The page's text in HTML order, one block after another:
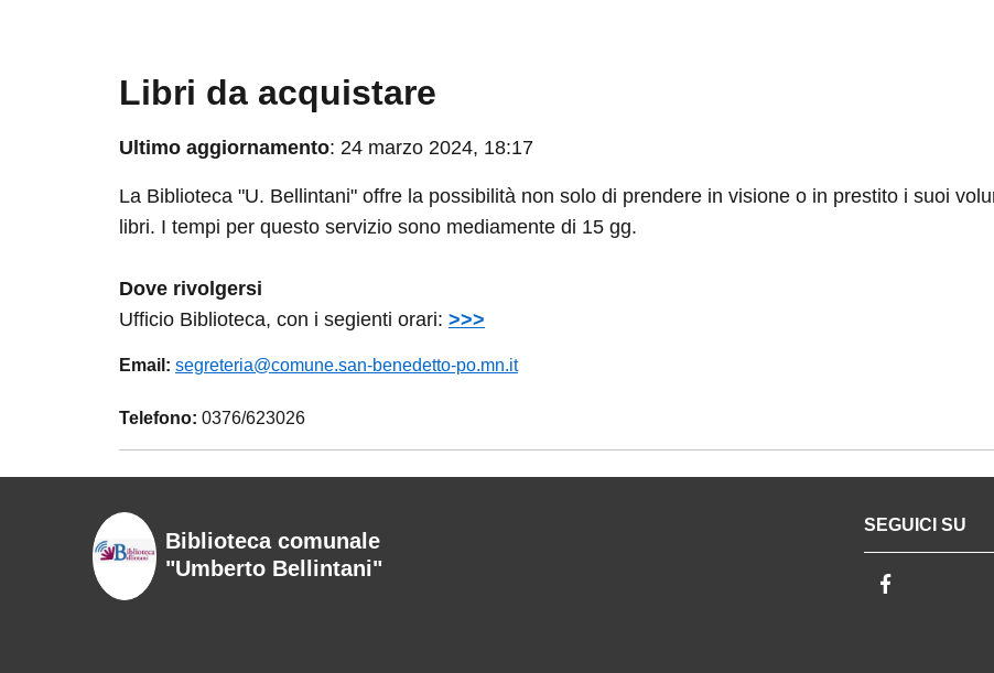
Libri da acquistare
Ultimo aggiornamento: 24 marzo 2024, 18:17
La Biblioteca "U. Bellintani" offre la possibilità non solo di prendere in visione o in prestito i suoi volumi
tempi per questo servizio sono mediamente di 15 gg.
Dove rivolgersi
Ufficio Biblioteca, con i segienti orari:>>>
Email: segreteria@comune.san-benedetto-po.mn.it
Telefono:0376/623026
Biblioteca comunale "Umberto
Bellintani"
SEGUICI SU